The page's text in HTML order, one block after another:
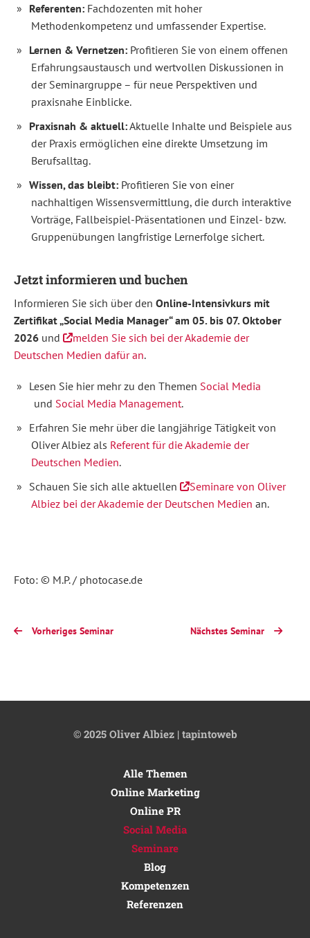
Sie
in
Form
zum
Social
Media
Manager
und
unterstützt
Sie
dabei,
Social
Media
optimal
zu
nutzen
–
ob
in
Unternehmen,
oder
Institutionen.
So
profitieren
Sie
im
Social-
Media-
Kanäle
auswählen,
Plattformen
für
die
Zielgruppen
Ziele
Referenten: Fachdozenten mit hoher
Methodenkompetenz und umfassender Expertise.
Lernen & Vernetzen: Profitieren Sie von einem offenen
Erfahrungsaustausch und wertvollen Diskussionen in
der Seminargruppe – für neue Perspektiven und
praxisnahe Einblicke.
Praxisnah & aktuell:Aktuelle Inhalte und Beispiele aus
der Praxis ermöglichen eine direkte Umsetzung im
Berufsalltag.
Wissen, das bleibt: Profitieren Sie von einer
nachhaltigen Wissensvermittlung, die durch interaktive
Vorträge, Fallbeispiel-Präsentationen und Einzel- bzw.
Gruppenübungen langfristige Lernerfolge sichert.
Jetzt informieren und buchen
Informieren Sie sich über den Online-Intensivkurs mit
Zertifikat „Social Media Manager“ am 05. bis 07. Oktober
2026 und
melden Sie sich bei der Akademie der
Deutschen Medien dafür an.
Lesen Sie hier mehr zu den Themen Social Media
und Social Media Management.
Erfahren Sie mehr über die langjährige Tätigkeit von
Oliver Albiez als Referent für die Akademie der
Deutschen Medien.
Schauen Sie sich alle aktuellen
Seminare von Oliver
Albiez bei der Akademie der Deutschen Medien an.
Foto: © M.P. / photocase.de
Vorheriges Seminar Nächstes Seminar
© 2025 Oliver Albiez | tapintoweb
Alle Themen
Online Marketing
Online PR
Social Media
Seminare
Blog
Kompetenzen
Referenzen